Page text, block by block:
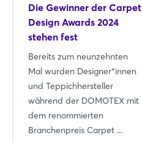
Die Gewinner der Carpet
Design Awards 2024
stehen fest
Bereits zum neunzehnten
Mal wurden Designer*innen
und Teppichhersteller
während der DOMOTEX mit
dem renommierten
Branchenpreis Carpet ...